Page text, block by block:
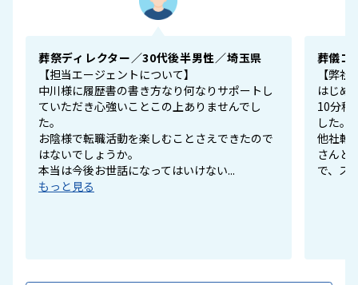
葬祭ディレクター／30代後半男性／埼玉県
【担当エージェントについて】
中川様に履歴書の書き方なり何なりサポートし
ていただき心強いことこの上ありませんでし
た。
お陰様で転職活動を楽しむことさえできたので
はないでしょうか。
本当は今後お世話になってはいけない...
もっと見る
葬儀コ
【弊
はじめ
10分程
した。
他社転
さんと
で、ス